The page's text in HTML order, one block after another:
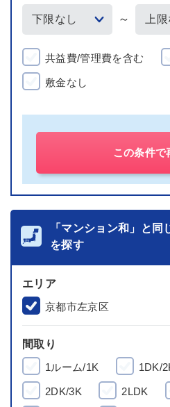
～
共益費/管理費を含む
敷金なし
この条件で
「マンション和」と
を探す
エリア
京都市左京区
間取り
1ルーム/1K
1DK/
2DK/3K 2LDK